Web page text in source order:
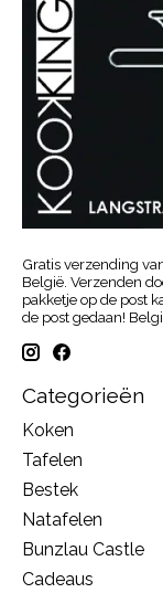
Gratis verzending
België. Verzenden
pakketje op de post
de post gedaan!
Categorieën
Koken
Tafelen
Bestek
Natafelen
Bunzlau Castle
Cadeaus